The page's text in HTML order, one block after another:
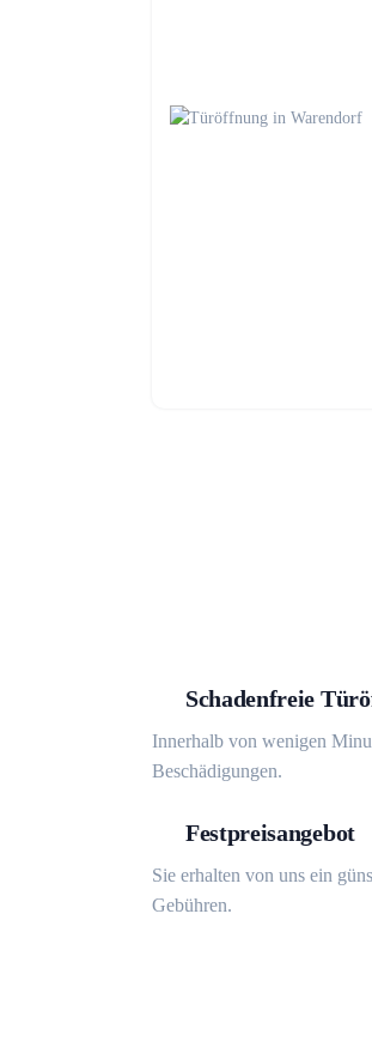
Schadenfreie
Innerhalb von wenigen
Beschädigungen.
Festpreisangebot
Sie erhalten von uns ein
Gebühren.